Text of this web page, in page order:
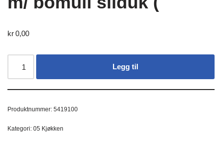
kr0,00
Legg til
Produktnummer: 5419100
Kategori: 05 Kjøkken